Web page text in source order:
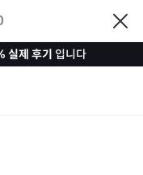
실제 후기 입니다